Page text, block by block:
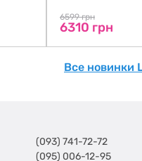
6599 грн
6310 грн
Все новинки
(093) 741-72-72
(095) 006-12-95